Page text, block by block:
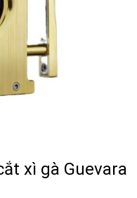
xì gà Guevara